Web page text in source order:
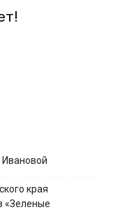
Ивановой
края
«Зеленые